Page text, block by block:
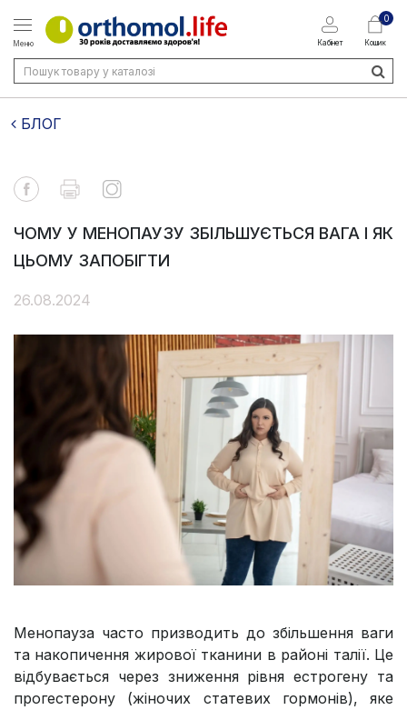
Меню Кабінет
0
Кошик
БЛОГ
ЧОМУ У МЕНОПАУЗУ ЗБІЛЬШУЄТЬСЯ ВАГА І ЯК
ЦЬОМУ ЗАПОБІГТИ
26.08.2024
Менопауза часто призводить до збільшення ваги
та накопичення жирової тканини в районі талії. Це
відбувається через зниження рівня естрогену та
прогестерону (жіночих статевих гормонів), яке